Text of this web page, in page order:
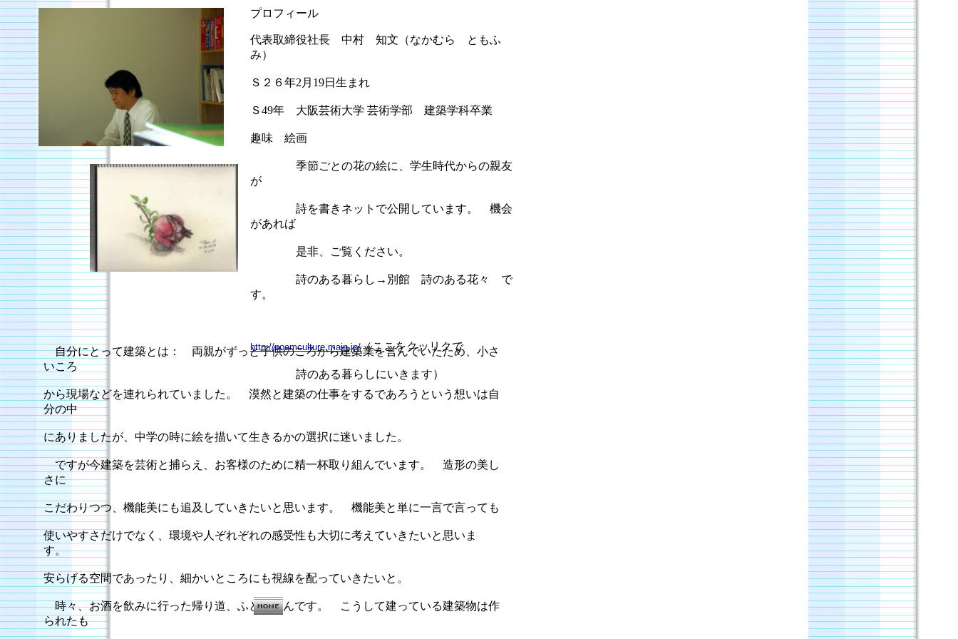
プロフィール
代表取締役社長 中村 知文（なかむら ともふ
み）
Ｓ２６年2月19日生まれ
Ｓ49年 大阪芸術大学 芸術学部 建築学科卒業
趣味 絵画
季節ごとの花の絵に、学生時代からの親友
が
詩を書きネットで公開しています。 機会
があれば
是非、ご覧ください。
詩のある暮らし→別館 詩のある花々 で
す。
http://poemculture.main.jp/（ここをクッリクで
詩のある暮らしにいきます）
自分にとって建築とは： 両親がずっと子供のころから建築業を営んでいたため、小さ
いころ
から現場などを連れられていました。 漠然と建築の仕事をするであろうという想いは自
分の中
にありましたが、中学の時に絵を描いて生きるかの選択に迷いました。
ですが今建築を芸術と捕らえ、お客様のために精一杯取り組んでいます。 造形の美し
さに
こだわりつつ、機能美にも追及していきたいと思います。 機能美と単に一言で言っても
使いやすさだけでなく、環境や人ぞれぞれの感受性も大切に考えていきたいと思いま
す。
安らげる空間であったり、細かいところにも視線を配っていきたいと。
時々、お酒を飲みに行った帰り道、ふと思うんです。 こうして建っている建築物は作
られたも